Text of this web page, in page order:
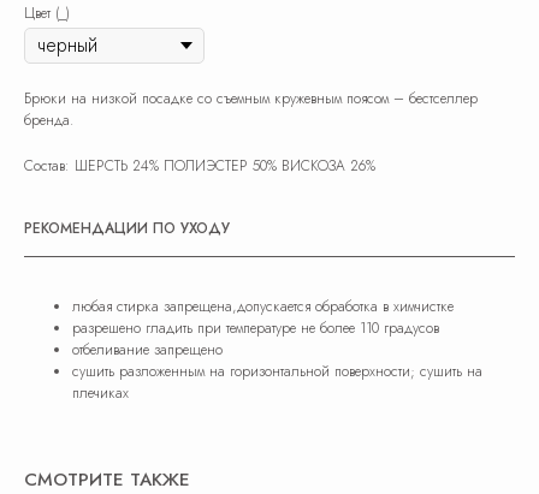
Цвет (_)
Брюки на низкой посадке со съемным кружевным поясом – бестселлер
бренда.
Состав: ШЕРСТЬ 24% ПОЛИЭСТЕР 50% ВИСКОЗА 26%
РЕКОМЕНДАЦИИ ПО УХОДУ
любая стирка запрещена,допускается обработка в химчистке
разрешено гладить при температуре не более 110 градусов
отбеливание запрещено
сушить разложенным на горизонтальной поверхности; сушить на
плечиках
СМОТРИТЕ ТАКЖЕ